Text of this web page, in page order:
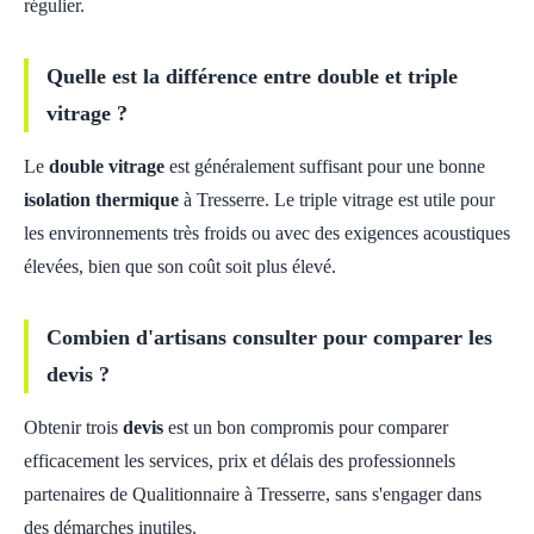
régulier.
Quelle est la différence entre double et triple
vitrage ?
Le double vitrage est généralement suffisant pour une bonne
isolation thermique à Tresserre. Le triple vitrage est utile pour
les environnements très froids ou avec des exigences acoustiques
élevées, bien que son coût soit plus élevé.
Combien d'artisans consulter pour comparer les
devis ?
Obtenir trois devis est un bon compromis pour comparer
efficacement les services, prix et délais des professionnels
partenaires de Qualitionnaire à Tresserre, sans s'engager dans
des démarches inutiles.